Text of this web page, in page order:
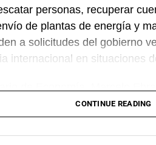
personas, recuperar
de plantas de energía y
a solicitudes del gobierno
internacional en situaciones
y Canadá (T-MEC) se
pese a los procesos de
peso mexicano se mantiene
CONTINUE READING